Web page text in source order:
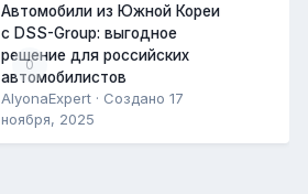
0
Автомобили из Южной Кореи
с DSS-Group: выгодное
решение для российских
автомобилистов
AlyonaExpert · Создано 17
ноября, 2025